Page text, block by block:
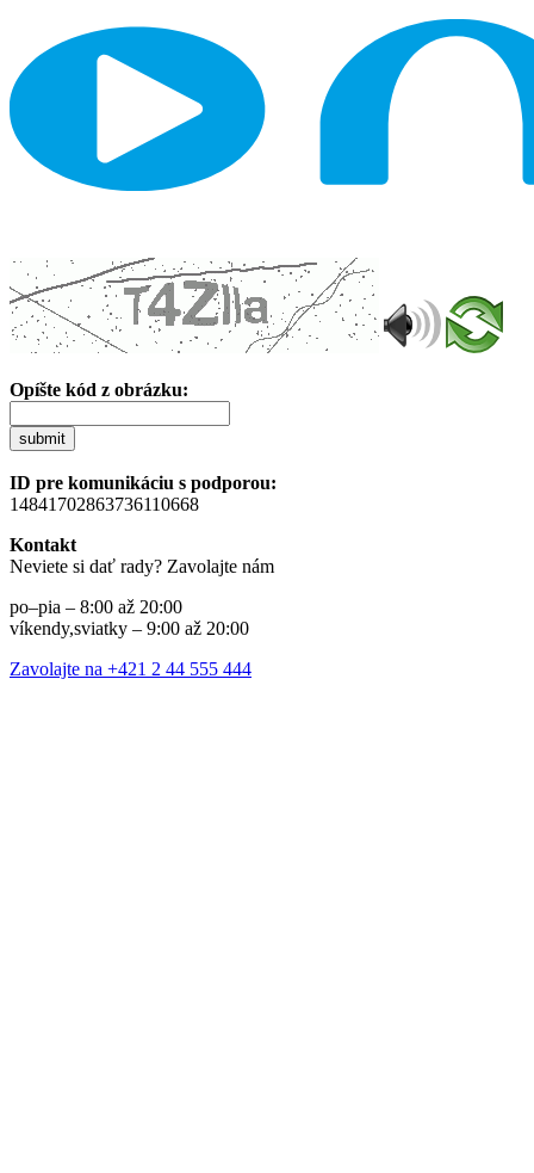
Opíšte kód z obrázku:
submit
ID pre komunikáciu s podporou:
14841702863736110668
Kontakt
Neviete si dať rady? Zavolajte nám
po–pia – 8:00 až 20:00
víkendy,sviatky – 9:00 až 20:00
Zavolajte na +421 2 44 555 444